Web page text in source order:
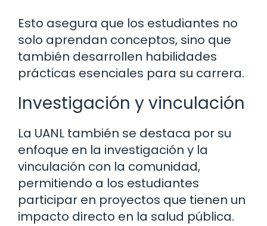
Esto asegura que los estudiantes no
solo aprendan conceptos, sino que
también desarrollen habilidades
prácticas esenciales para su carrera.
Investigación y vinculación
La UANL también se destaca por su
enfoque en la investigación y la
vinculación con la comunidad,
permitiendo a los estudiantes
participar en proyectos que tienen un
impacto directo en la salud pública.